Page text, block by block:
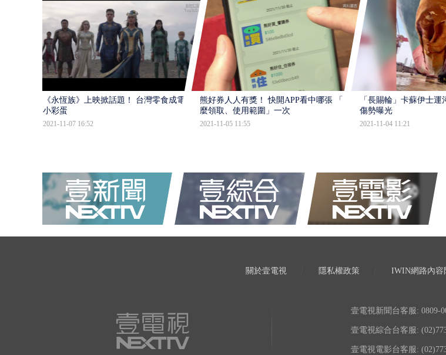
《永恆族》上映掀話題！ 台灣零食成電影
小彩蛋
2021-11-07 16:52
熊好券人人有獎！ 快開APP看中哪張 「怎
麼領取、使用範圍」一次
2021-11-05 11:55
「長賜輪」卡蘇伊士運
傷勢曝光
2021-11-04 11:21
關於壹電視 隱私權政策 IWIN網路內容
壹電視新聞台客服: 0809-
壹電視綜合台客服:
壹電視電影台客服: